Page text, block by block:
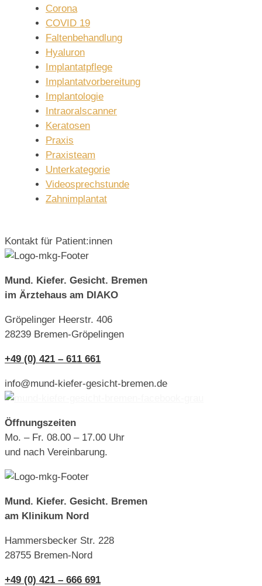
Corona
COVID 19
Faltenbehandlung
Hyaluron
Implantatpflege
Implantatvorbereitung
Implantologie
Intraoralscanner
Keratosen
Praxis
Praxisteam
Unterkategorie
Videosprechstunde
Zahnimplantat
Kontakt für Patient:innen
Mund. Kiefer. Gesicht. Bremen
im Ärztehaus am DIAKO
Gröpelinger Heerstr. 406
28239 Bremen-Gröpelingen
+49 (0) 421 – 611 661
info@mund-kiefer-gesicht-bremen.de
Öffnungszeiten
Mo. – Fr. 08.00 – 17.00 Uhr
und nach Vereinbarung.
Mund. Kiefer. Gesicht. Bremen
am Klinikum Nord
Hammersbecker Str. 228
28755 Bremen-Nord
+49 (0) 421 – 666 691